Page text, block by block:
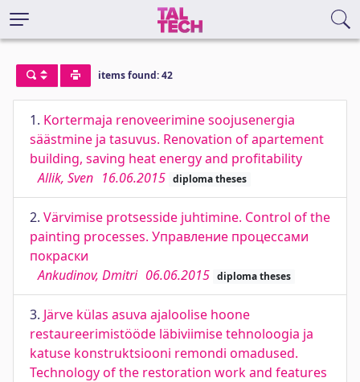
items found: 42
1. Kortermaja renoveerimine soojusenergia
säästmine ja tasuvus. Renovation of apartement
building, saving heat energy and profitability
Allik, Sven 16.06.2015 diploma theses
2. Värvimise protsesside juhtimine. Control of the
painting processes. Управление процессами
покраски
Ankudinov, Dmitri 06.06.2015 diploma theses
3. Järve külas asuva ajaloolise hoone
restaureerimistööde läbiviimise tehnoloogia ja
katuse konstruktsiooni remondi omadused.
Technology of the restoration work and features